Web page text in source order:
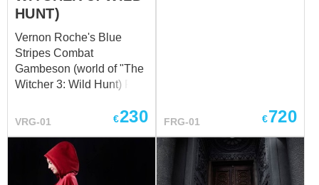
out...
HUNT)
Vernon Roche's Blue
Stripes Combat
Gambeson (world of "The
Witcher 3: Wild Hunt) Full
purchase – ​ The Blue
Gambeson is a finely
crafted garment that
merges functionality with
VRG-01 €230 FRG-01 €720